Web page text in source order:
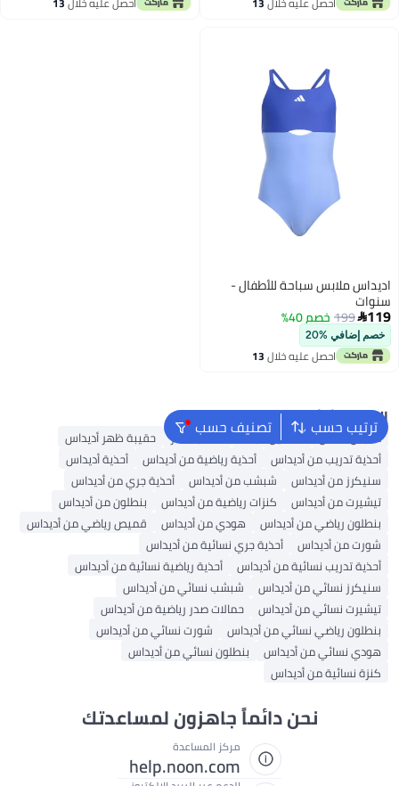
اغسطس اغسطس
اديداس ملابس سباحة للأطفال -
سنوات
119
199خصم 40%
خصم إضافي %20
احصل عليه خلال13
ترتيب حسب تصنيف حسب البحث الشائع
ملابس اطفال فساتين للبنات حقائب ظهر
حقيبة ظهر أديداس
أحذية تدريب من أديداس
أحذية رياضية من أديداس
أحذية أديداس
سنيكرز من أديداس
شبشب من أديداس
أحذية جري من أديداس
تيشيرت من أديداس
كنزات رياضية من أديداس
بنطلون من أديداس
بنطلون رياضي من أديداس
هودي من أديداس
قميص رياضي من أديداس
شورت من أديداس
أحذية جري نسائية من أديداس
أحذية تدريب نسائية من أديداس
أحذية رياضية نسائية من أديداس
سنيكرز نسائي من أديداس
شبشب نسائي من أديداس
تيشيرت نسائي من أديداس
حمالات صدر رياضية من أديداس
بنطلون رياضي نسائي من أديداس
شورت نسائي من أديداس
هودي نسائي من أديداس
بنطلون نسائي من أديداس
كنزة نسائية من أديداس
نحن دائماً جاهزون لمساعدتك
مركز المساعدة
help.noon.com